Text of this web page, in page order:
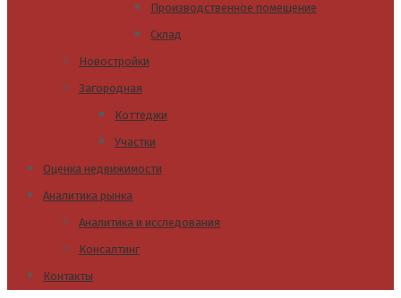
Производственное помещение
Склад
Новостройки
Загородная
Коттеджи
Участки
Оценка недвижимости
Аналитика рынка
Аналитика и исследования
Консалтинг
Контакты